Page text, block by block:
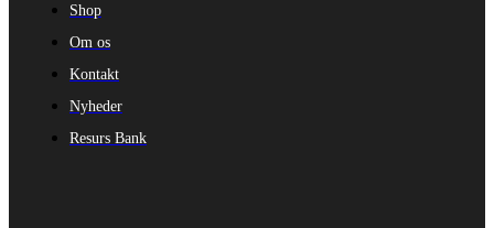
Shop
Om os
Kontakt
Nyheder
Resurs Bank